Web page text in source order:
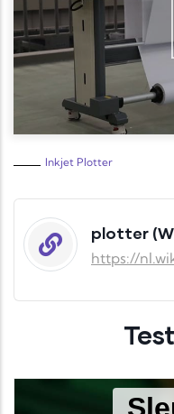
Inkjet Plotter
plotter
https://